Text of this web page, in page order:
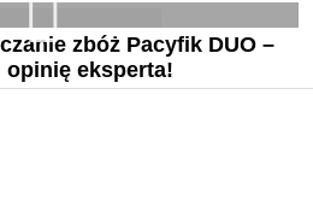
zbóż Pacyfik DUO –
eksperta!